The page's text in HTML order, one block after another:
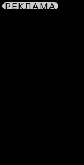
РЕКЛАМА